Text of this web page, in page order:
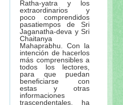
Ratha-yatra y los
extraordinarios y
poco comprendidos
pasatiempos de Sri
Jaganatha-deva y Sri
Chaitanya
Mahaprabhu. Con la
intención de hacerlos
más comprensibles a
todos los lectores,
para que puedan
beneficiarse con
estas y otras
informaciones
trascendentales, ha